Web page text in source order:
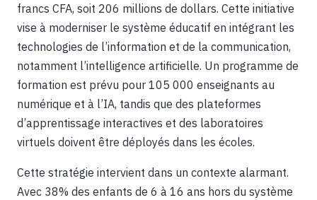
francs CFA, soit 206 millions de dollars. Cette initiative
vise à moderniser le système éducatif en intégrant les
technologies de l’information et de la communication,
notamment l’intelligence artificielle. Un programme de
formation est prévu pour 105 000 enseignants au
numérique et à l’IA, tandis que des plateformes
d’apprentissage interactives et des laboratoires
virtuels doivent être déployés dans les écoles.
Cette stratégie intervient dans un contexte alarmant.
Avec 38% des enfants de 6 à 16 ans hors du système